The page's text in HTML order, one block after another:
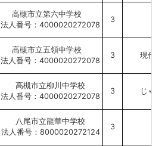
高槻市立第六中学校
法人番号：4000020272078
3
高槻市立五領中学校
法人番号：4000020272078
3 現代
高槻市立柳川中学校
法人番号：4000020272078
3 じゃ
八尾市立龍華中学校
法人番号：8000020272124
3